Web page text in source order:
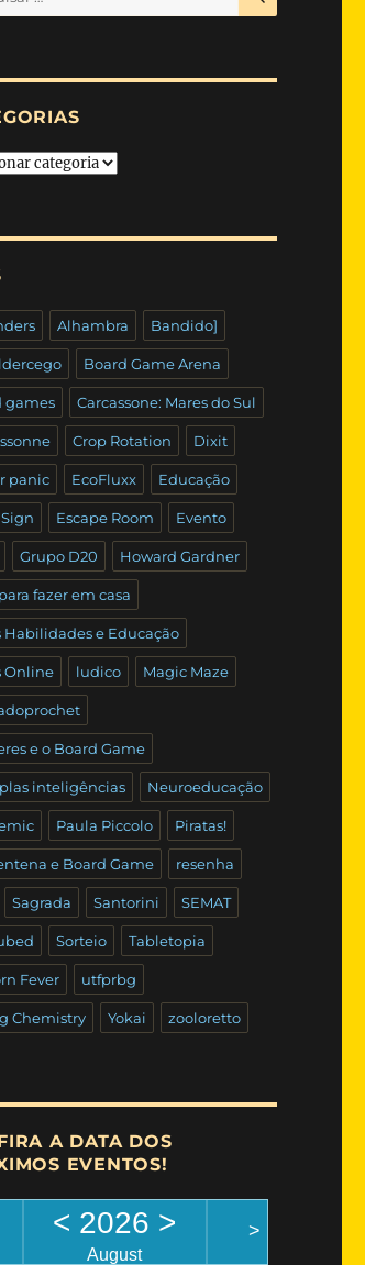
Alhambra Bandido]
Board Game Arena
games Carcassone: Mares do Sul
Crop Rotation Dixit
panic EcoFluxx Educação
Escape Room Evento
Grupo D20 Howard Gardner
fazer em casa
Habilidades e Educação
Online ludico Magic Maze
e o Board Game
inteligências Neuroeducação
Paula Piccolo Piratas!
e Board Game resenha
Sagrada Santorini SEMAT
Sorteio Tabletopia
Fever utfprbg
Chemistry Yokai zooloretto
A DATA DOS
EVENTOS!
< 2026 >
August
>